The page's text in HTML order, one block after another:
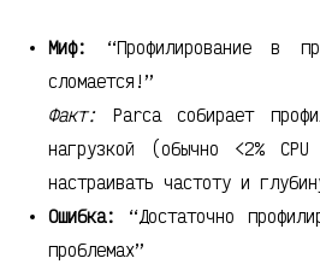
Миф:
“Профилирование в
сломается!”
Факт: Parca собирает
нагрузкой (обычно <2%
настраивать частоту и
Ошибка:
“Достаточно
проблемах”